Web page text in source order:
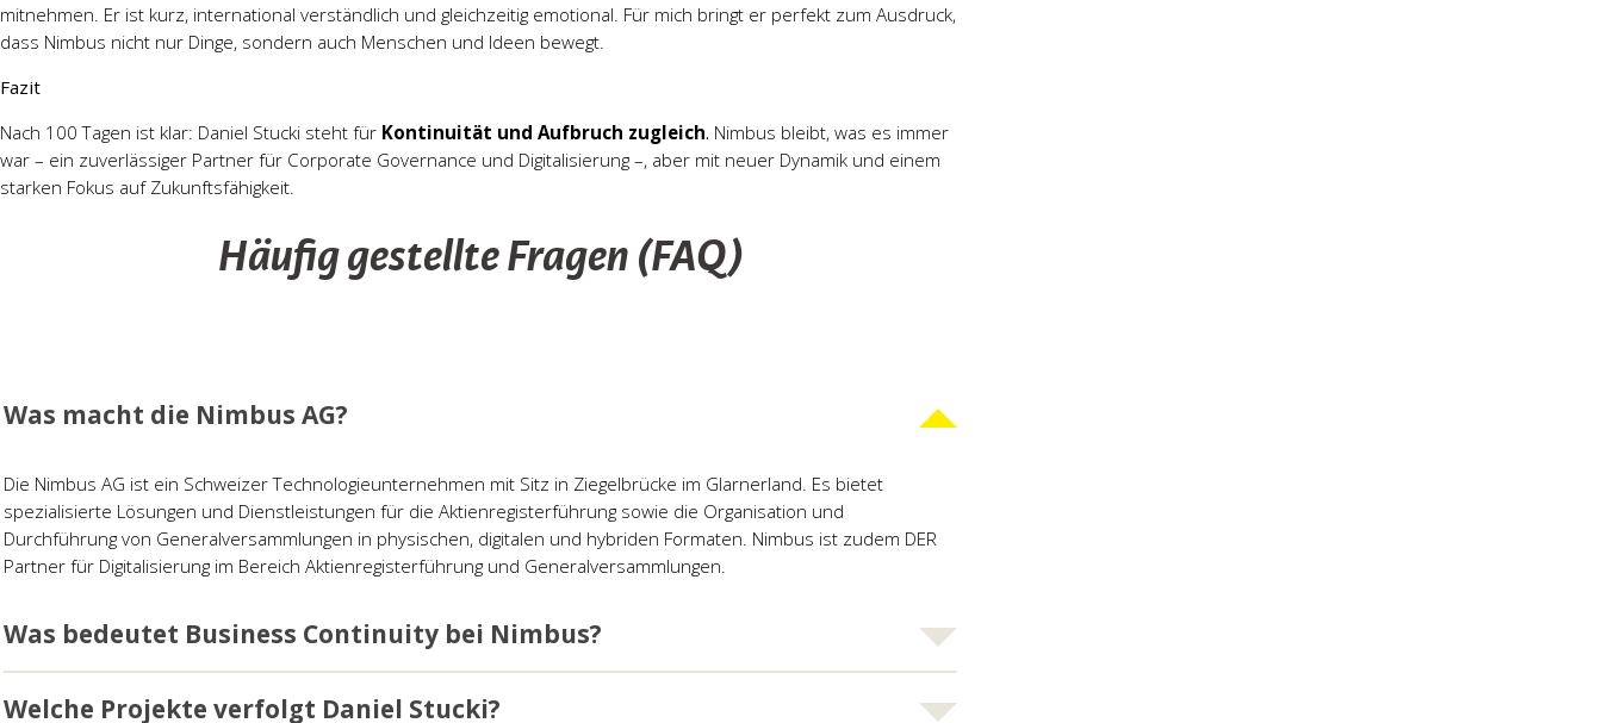
mitnehmen. Er ist kurz, international verständlich und gleichzeitig emotional. Für mich bringt er perfekt zum Ausdruck,
dass Nimbus nicht nur Dinge, sondern auch Menschen und Ideen bewegt.
Fazit
Nach 100 Tagen ist klar: Daniel Stucki steht für Kontinuität und Aufbruch zugleich. Nimbus bleibt, was es immer
war – ein zuverlässiger Partner für Corporate Governance und Digitalisierung –, aber mit neuer Dynamik und einem
starken Fokus auf Zukunftsfähigkeit.
Häufig gestellte Fragen (FAQ)
Was macht die Nimbus AG?
Die Nimbus AG ist ein Schweizer Technologieunternehmen mit Sitz in Ziegelbrücke im Glarnerland. Es bietet
spezialisierte Lösungen und Dienstleistungen für die Aktienregisterführung sowie die Organisation und
Durchführung von Generalversammlungen in physischen, digitalen und hybriden Formaten. Nimbus ist zudem DER
Partner für Digitalisierung im Bereich Aktienregisterführung und Generalversammlungen.
Was bedeutet Business Continuity bei Nimbus?
Business Continuity beschreibt die Fähigkeit, kritische Geschäftsprozesse jederzeit aufrechtzuerhalten – auch im
Welche Projekte verfolgt Daniel Stucki?